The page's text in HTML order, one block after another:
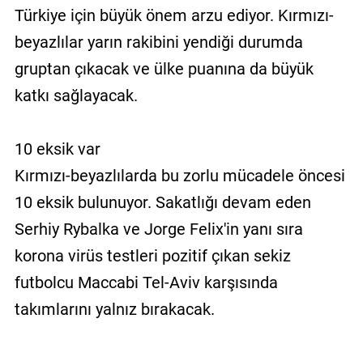
Türkiye için büyük önem arzu ediyor. Kırmızı-
beyazlılar yarın rakibini yendiği durumda
gruptan çıkacak ve ülke puanına da büyük
katkı sağlayacak.
10 eksik var
Kırmızı-beyazlılarda bu zorlu mücadele öncesi
10 eksik bulunuyor. Sakatlığı devam eden
Serhiy Rybalka ve Jorge Felix'in yanı sıra
korona virüs testleri pozitif çıkan sekiz
futbolcu Maccabi Tel-Aviv karşısında
takımlarını yalnız bırakacak.